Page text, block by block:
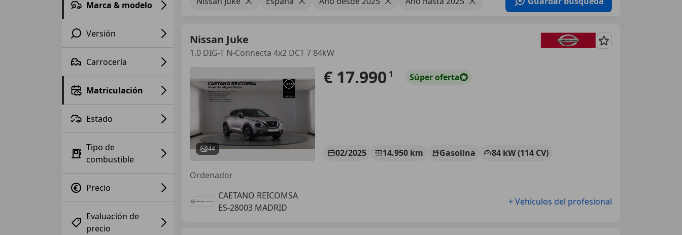
Marca & modelo
Versión
Carrocería
Matriculación
Estado
Tipo de
combustible
Precio
Evaluación de
precio
Nissan Juke
1.0 DIG-T N-Connecta 4x2 DCT 7 84kW
Guardar
44
€ 17.990 1 Súperoferta
02/2025 14.950 km Gasolina
84 kW (114 CV)
Ordenador
CAETANO REICOMSA
ES-28003 MADRID
+ Vehículos del profesional